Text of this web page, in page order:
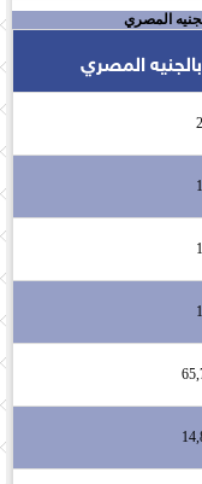
المصري
المصري